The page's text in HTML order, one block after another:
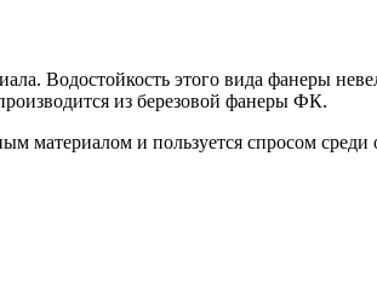
Водостойкость этого вида фанеры
из березовой фанеры ФК.
материалом и пользуется спросом среди